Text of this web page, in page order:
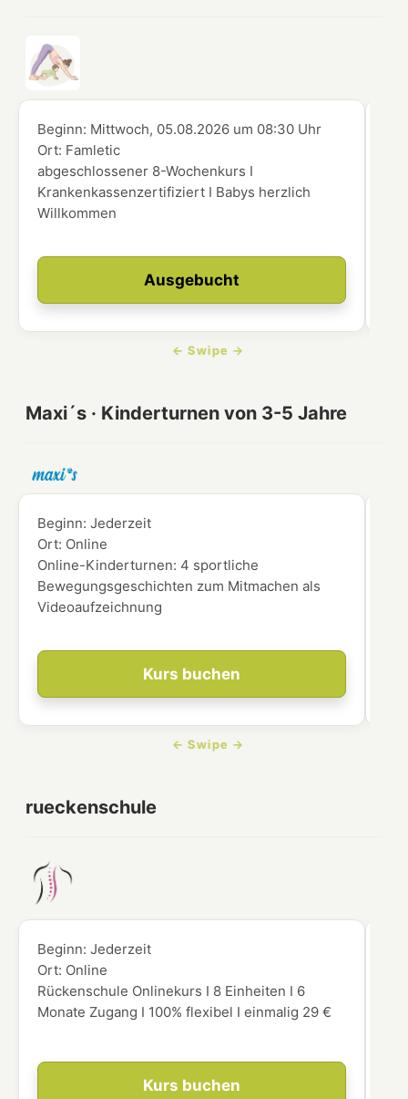
Ausgebucht
Beginn: Mittwoch, 05.08.2026 um 08:30 Uhr
Ort: Famletic
abgeschlossener 8-Wochenkurs I
Krankenkassenzertifiziert I Babys herzlich
Willkommen
Maxi´s · Kinderturnen von 3-5 Jahre
Kurs buchen
Beginn:Jederzeit
Ort: Online
Online-Kinderturnen: 4 sportliche
Bewegungsgeschichten zum Mitmachen als
Videoaufzeichnung
rueckenschule
Kurs buchen
Beginn:Jederzeit
Ort: Online
Rückenschule Onlinekurs I 8 Einheiten I 6
Monate Zugang I 100% flexibel I einmalig 29 €